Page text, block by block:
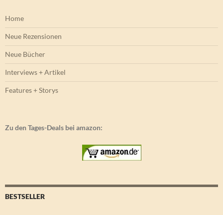
Home
Neue Rezensionen
Neue Bücher
Interviews + Artikel
Features + Storys
Zu den Tages-Deals bei amazon:
BESTSELLER